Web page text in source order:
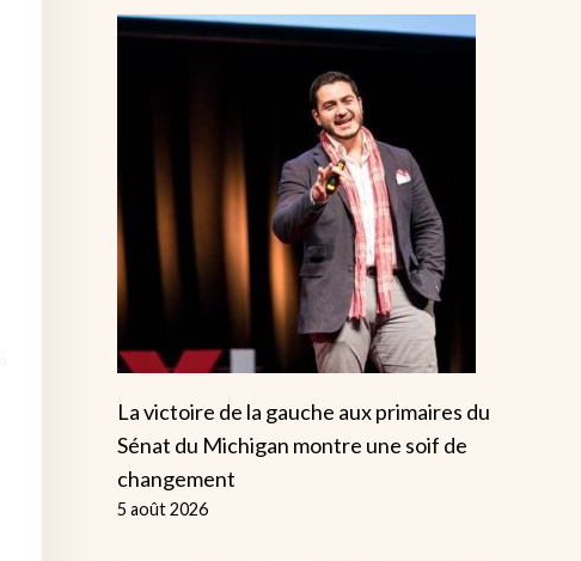
La victoire de la gauche aux primaires du
Sénat du Michigan montre une soif de
changement
5 août 2026